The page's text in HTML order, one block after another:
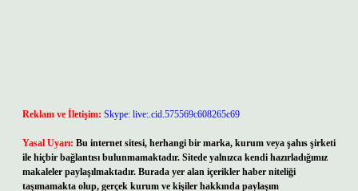
Reklam ve İletişim: Skype: live:.cid.575569c608265c69
Yasal Uyarı: Bu internet sitesi, herhangi bir marka, kurum veya şahıs şirketi
ile hiçbir bağlantısı bulunmamaktadır. Sitede yalnızca kendi hazırladığımız
makaleler paylaşılmaktadır. Burada yer alan içerikler haber niteliği
taşımamakta olup, gerçek kurum ve kişiler hakkında paylaşım